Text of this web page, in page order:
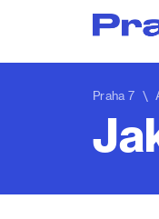
Praha 7 \